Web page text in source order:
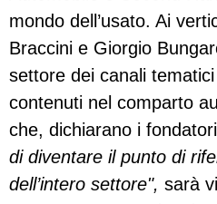
mondo dell’usato. Ai
Braccini e Giorgio
settore dei canali
contenuti nel comparto
che, dichiarano i
di diventare il punto di
dell’intero settore", sarà